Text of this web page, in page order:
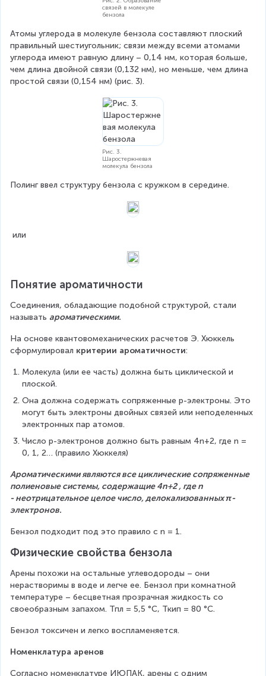
связей в молекуле
бензола
Атомы углерода в молекуле бензола составляют плоский
правильный шестиугольник; связи между всеми атомами
углерода имеют равную длину – 0,14 нм, которая больше,
чем длина двойной связи (0,132 нм), но меньше, чем длина
простой связи (0,154 нм) (рис. 3).
Рис. 3.
Шаростержневая
молекула бензола
Полинг ввел структуру бензола с кружком в середине.
или
Понятие ароматичности
Соединения, обладающие подобной структурой, стали
называть ароматическими.
На основе квантовомеханических расчетов Э. Хюккель
сформулировал критерии ароматичности:
Молекула (или ее часть) должна быть циклической и
плоской.
Она должна содержать сопряженные p-электроны. Это
могут быть электроны двойных связей или неподеленных
электронных пар атомов.
Число p-электронов должно быть равным 4n+2, где n =
0, 1, 2… (правило Хюккеля)
Ароматическими являются все циклические сопряженные
полиеновые системы, содержащие 4n+2 , где n
- неотрицательное целое число, делокализованных π-
электронов.
Бензол подходит под это правило с n = 1.
Физические свойства бензола
Арены похожи на остальные углеводороды – они
нерастворимы в воде и легче ее. Бензол при комнатной
температуре – бесцветная прозрачная жидкость со
своеобразным запахом. Тпл = 5,5 °С, Ткип = 80 °С.
Бензол токсичен и легко воспламеняется.
Номенклатура аренов
Согласно номенклатуре ИЮПАК, арены с одним